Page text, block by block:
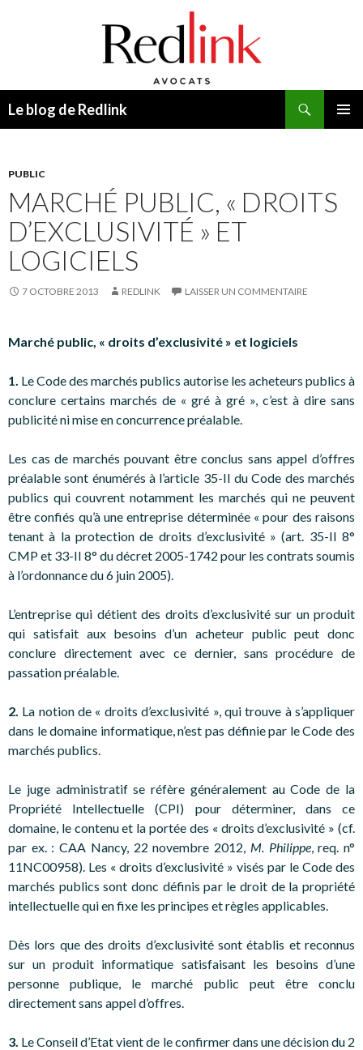
Le blog de Redlink
PUBLIC
MARCHÉ PUBLIC, « DROITS
D’EXCLUSIVITÉ » ET
LOGICIELS
7 OCTOBRE 2013 REDLINK LAISSER UN COMMENTAIRE
Marché public, « droits d’exclusivité » et logiciels
1. Le Code des marchés publics autorise les acheteurs publics à
conclure certains marchés de « gré à gré », c’est à dire sans
publicité ni mise en concurrence préalable.
Les cas de marchés pouvant être conclus sans appel d’offres
préalable sont énumérés à l’article 35-II du Code des marchés
publics qui couvrent notamment les marchés qui ne peuvent
être confiés qu’à une entreprise déterminée « pour des raisons
tenant à la protection de droits d’exclusivité » (art. 35-II 8°
CMP et 33-II 8° du décret 2005-1742 pour les contrats soumis
à l’ordonnance du 6 juin 2005).
L’entreprise qui détient des droits d’exclusivité sur un produit
qui satisfait aux besoins d’un acheteur public peut donc
conclure directement avec ce dernier, sans procédure de
passation préalable.
2. La notion de « droits d’exclusivité », qui trouve à s’appliquer
dans le domaine informatique, n’est pas définie par le Code des
marchés publics.
Le juge administratif se réfère généralement au Code de la
Propriété Intellectuelle (CPI) pour déterminer, dans ce
domaine, le contenu et la portée des « droits d’exclusivité » (cf.
par ex. : CAA Nancy, 22 novembre 2012, M. Philippe, req. n°
11NC00958). Les « droits d’exclusivité » visés par le Code des
marchés publics sont donc définis par le droit de la propriété
intellectuelle qui en fixe les principes et règles applicables.
Dès lors que des droits d’exclusivité sont établis et reconnus
sur un produit informatique satisfaisant les besoins d’une
personne publique, le marché public peut être conclu
directement sans appel d’offres.
3. Le Conseil d’Etat vient de le confirmer dans une décision du 2